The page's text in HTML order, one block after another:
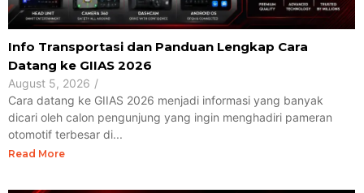
Info Transportasi dan Panduan Lengkap Cara
Datang ke GIIAS 2026
August 5, 2026 /
Cara datang ke GIIAS 2026 menjadi informasi yang banyak
dicari oleh calon pengunjung yang ingin menghadiri pameran
otomotif terbesar di...
Read More